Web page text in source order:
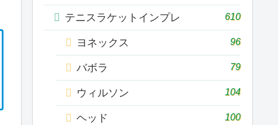
テニスラケットインプレ 610
ヨネックス 96
バボラ 79
ウィルソン 104
ヘッド 100